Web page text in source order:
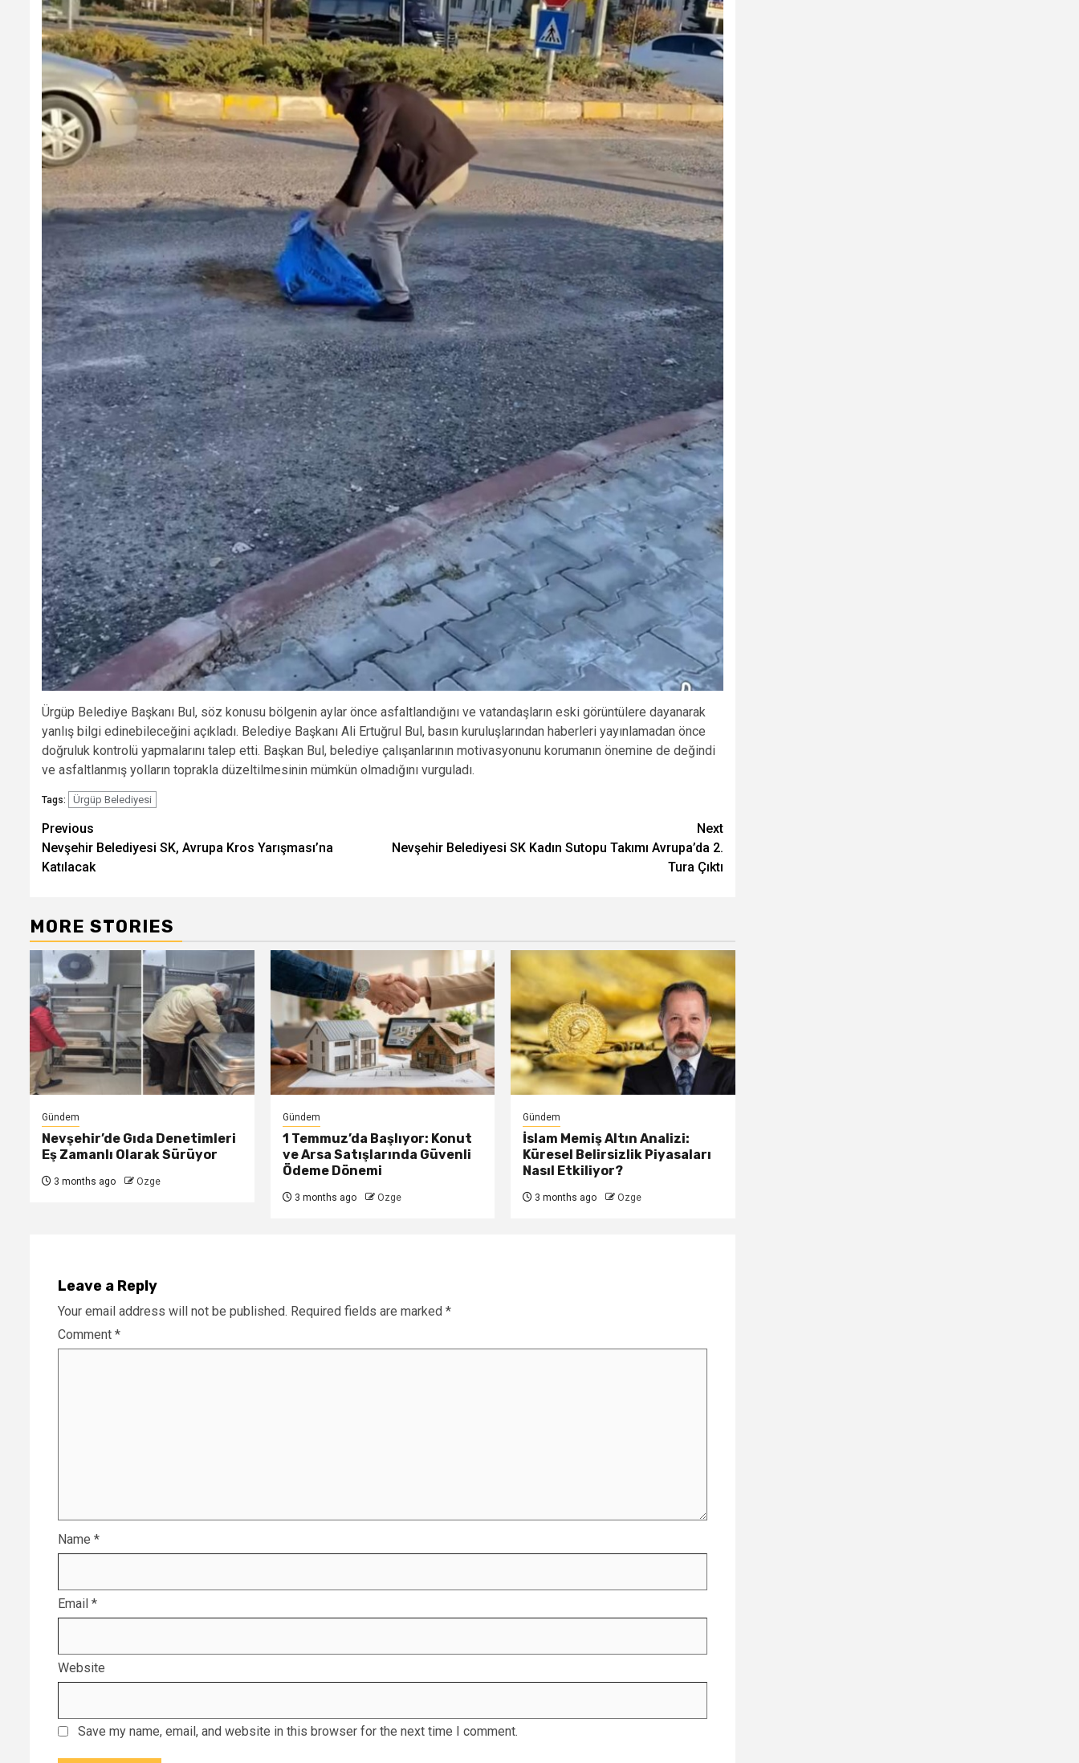
Ürgüp Belediye Başkanı Bul, söz konusu bölgenin aylar önce asfaltlandığını ve vatandaşların eski görüntülere dayanarak
yanlış bilgi edinebileceğini açıkladı. Belediye Başkanı Ali Ertuğrul Bul, basın kuruluşlarından haberleri yayınlamadan önce
doğruluk kontrolü yapmalarını talep etti. Başkan Bul, belediye çalışanlarının motivasyonunu korumanın önemine de değindi
ve asfaltlanmış yolların toprakla düzeltilmesinin mümkün olmadığını vurguladı.
Tags: Ürgüp Belediyesi
Post
navigation
Previous
Nevşehir Belediyesi SK, Avrupa Kros Yarışması’na
Katılacak
Next
Nevşehir Belediyesi SK Kadın Sutopu Takımı Avrupa’da 2.
Tura Çıktı
MORE STORIES
Gündem
Nevşehir’de Gıda Denetimleri
Eş Zamanlı Olarak Sürüyor
3 months ago Ozge
Gündem
1 Temmuz’da Başlıyor: Konut
ve Arsa Satışlarında Güvenli
Ödeme Dönemi
3 months ago Ozge
Gündem
İslam Memiş Altın Analizi:
Küresel Belirsizlik Piyasaları
Nasıl Etkiliyor?
3 months ago Ozge
Leave a Reply
Your email address will not be published. Required fields are marked *
Comment *
Name *
Email *
Website
Save my name, email, and website in this browser for the next time I comment.